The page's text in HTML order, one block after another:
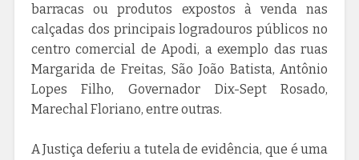
barracas ou produtos expostos à venda nas
calçadas dos principais logradouros públicos no
centro comercial de Apodi, a exemplo das ruas
Margarida de Freitas, São João Batista, Antônio
Lopes Filho, Governador Dix-Sept Rosado,
Marechal Floriano, entre outras.
A Justiça deferiu a tutela de evidência, que é uma